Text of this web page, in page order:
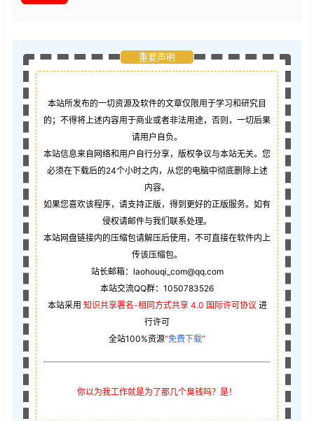
重要声明
本站所发布的一切资源及软件的文章仅限用于学习和研究目
的；不得将上述内容用于商业或者非法用途，否则，一切后果
请用户自负。
本站信息来自网络和用户自行分享，版权争议与本站无关。您
必须在下载后的24个小时之内，从您的电脑中彻底删除上述
内容。
如果您喜欢该程序，请支持正版，得到更好的正版服务。如有
侵权请邮件与我们联系处理。
本站网盘链接内的压缩包请解压后使用，不可直接在软件内上
传该压缩包。
站长邮箱：laohouqi_com@qq.com
本站交流QQ群：1050783526
本站采用 知识共享署名-相同方式共享 4.0 国际许可协议 进
行许可
全站100%资源“免费下载”
你以为我工作就是为了那几个臭钱吗？是！